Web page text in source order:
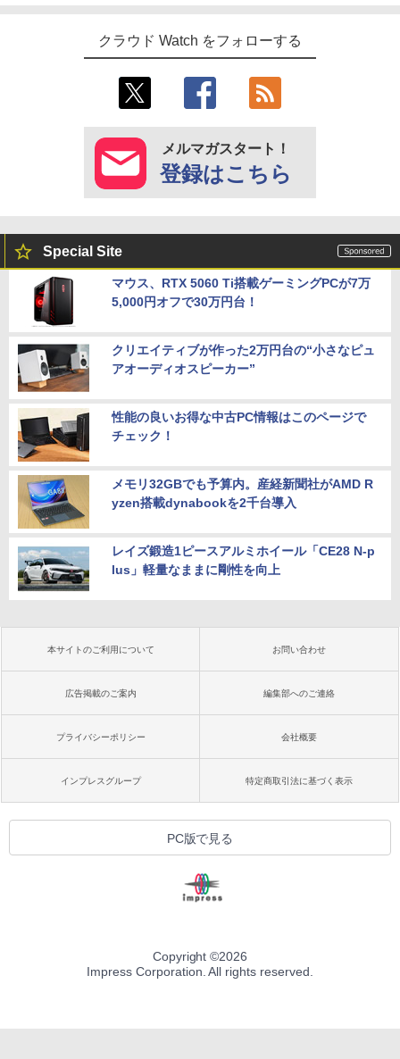
クラウド Watch をフォローする
メルマガスタート！
登録はこちら
Special Site
マウス、RTX 5060 Ti搭載ゲーミングPCが7万
5,000円オフで30万円台！
クリエイティブが作った2万円台の“小さなピュ
アオーディオスピーカー”
性能の良いお得な中古PC情報はこのページで
チェック！
メモリ32GBでも予算内。産経新聞社がAMD R
yzen搭載dynabookを2千台導入
レイズ鍛造1ピースアルミホイール「CE28 N-p
lus」軽量なままに剛性を向上
本サイトのご利用について お問い合わせ
広告掲載のご案内 編集部へのご連絡
プライバシーポリシー 会社概要
インプレスグループ 特定商取引法に基づく表示
PC版で見る
Copyright ©2026
Impress Corporation. All rights reserved.